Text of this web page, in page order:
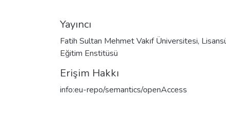
Yayıncı
Fatih Sultan Mehmet Vakıf Üniversitesi,
Eğitim Enstitüsü
Erişim Hakkı
info:eu-repo/semantics/openAccess